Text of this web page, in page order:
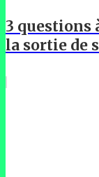
3 questions
la sortie de